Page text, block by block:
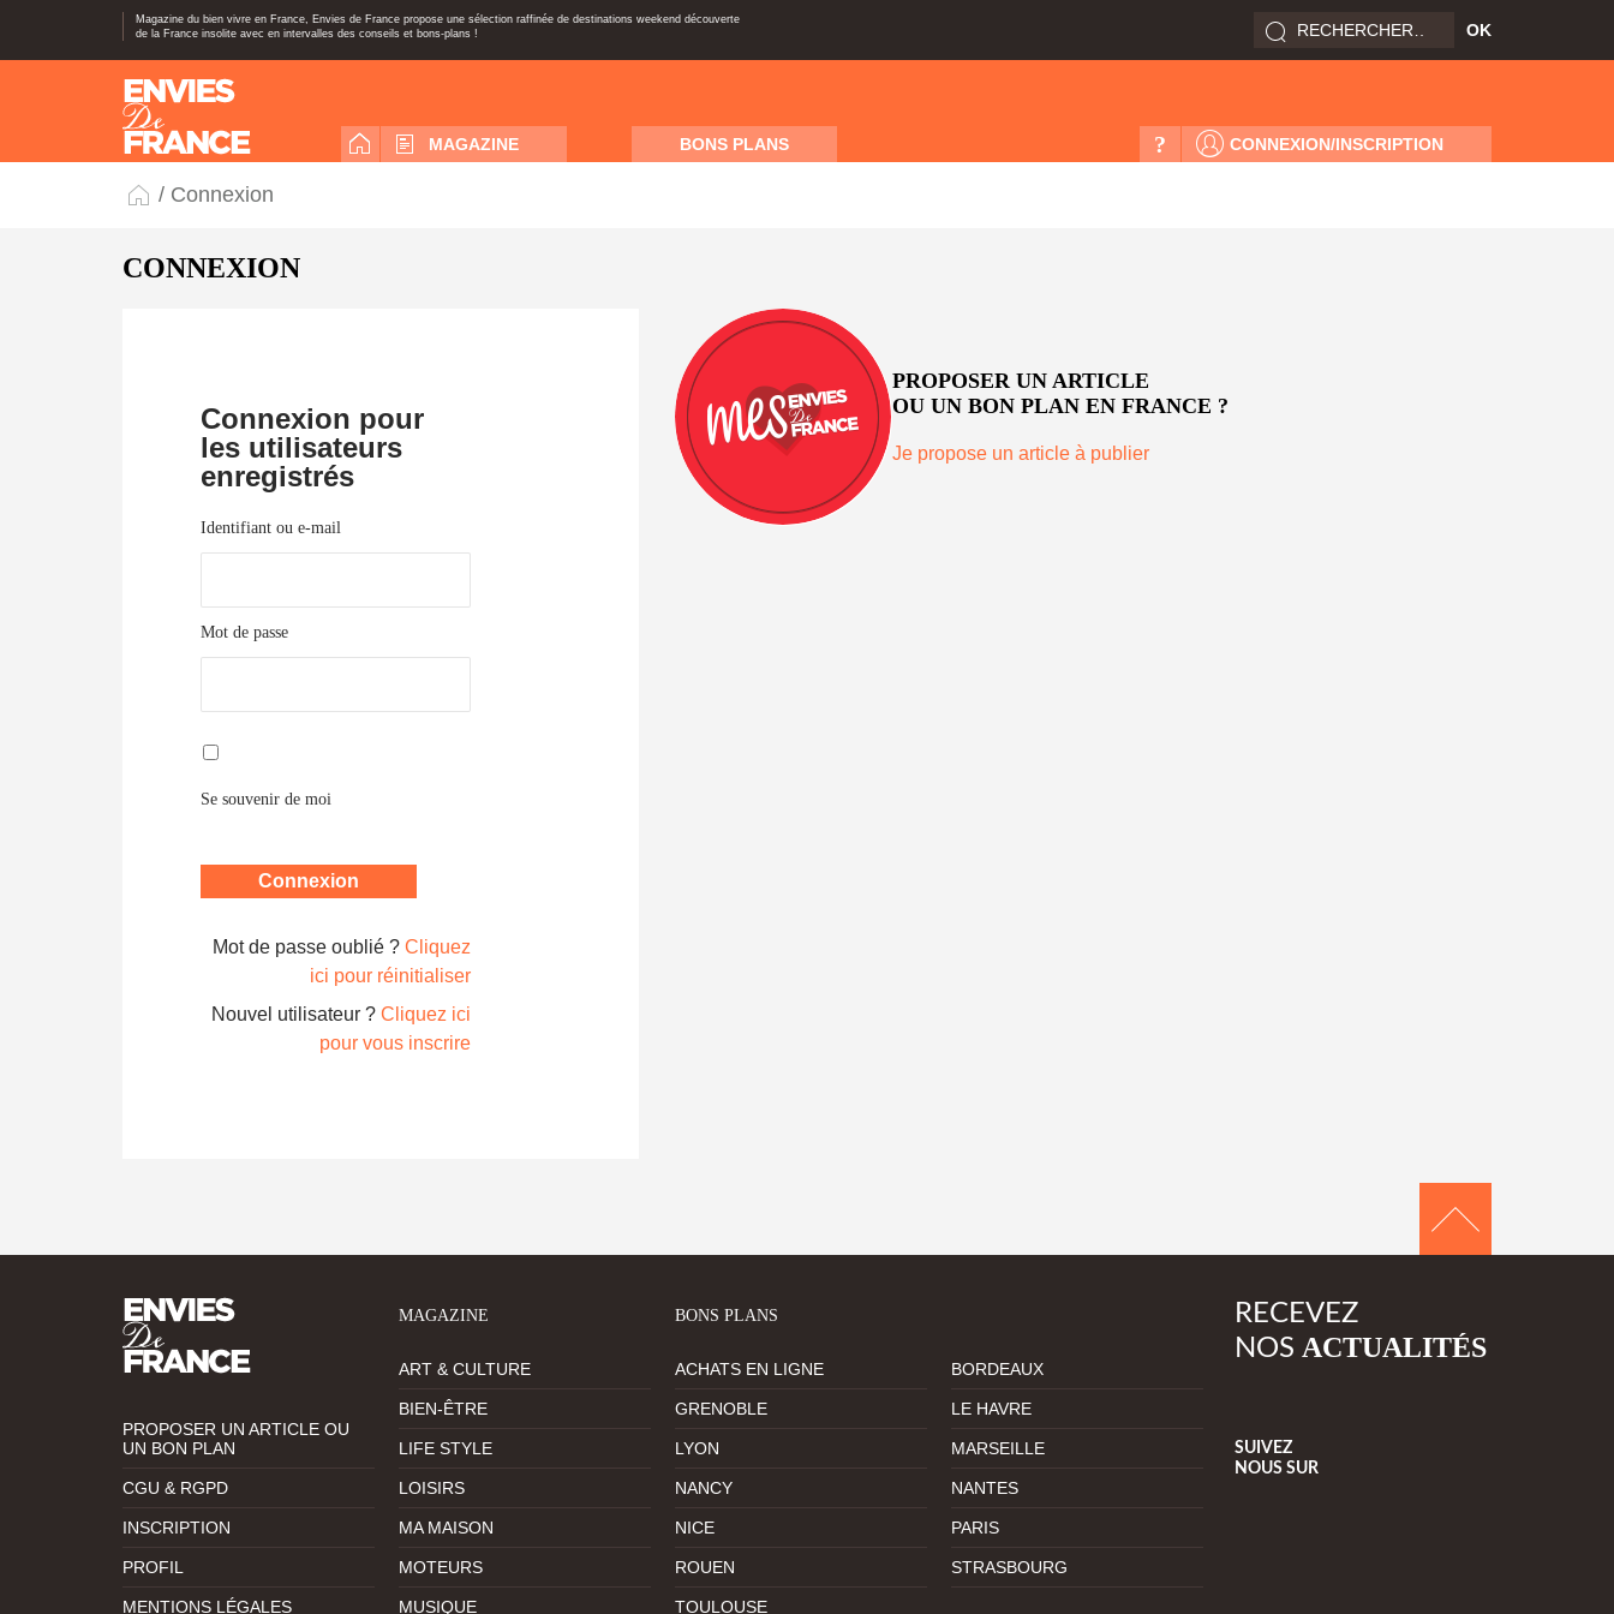
Magazine du bien vivre en France, Envies de France propose une sélection raffinée de destinations weekend découverte
de la France insolite avec en intervalles des conseils et bons-plans !
MAGAZINE BONS PLANS CONNEXION/INSCRIPTION
?
/ Connexion
CONNEXION
Connexion pour
les utilisateurs
enregistrés
Identifiant ou e-mail
Mot de passe
Se souvenir de moi
Mot de passe oublié ? Cliquez
ici pour réinitialiser
Nouvel utilisateur ? Cliquez ici
pour vous inscrire
PROPOSER UN ARTICLE
OU UN BON PLAN EN FRANCE ?
Je propose un article à publier
PROPOSER UN ARTICLE OU
UN BON PLAN
CGU & RGPD
INSCRIPTION
PROFIL
MENTIONS LÉGALES
MAGAZINE
ART & CULTURE
BIEN-ÊTRE
LIFE STYLE
LOISIRS
MA MAISON
MOTEURS
MUSIQUE
BONS PLANS
ACHATS EN LIGNE BORDEAUX
GRENOBLE LE HAVRE
LYON MARSEILLE
NANCY NANTES
NICE PARIS
ROUEN STRASBOURG
TOULOUSE
RECEVEZ
NOS ACTUALITÉS
SUIVEZ
NOUS SUR